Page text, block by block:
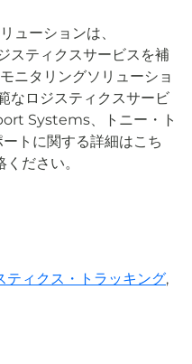
ューションは、
ティクスサービスを補
ニタリングソリューショ
ロジスティクスサービ
Systems、トニー・ト
トに関する詳細はこち
ください。
ティクス・トラッキング,